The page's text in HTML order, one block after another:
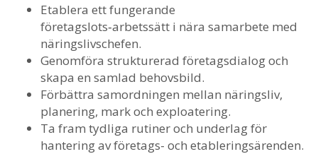
Etablera ett fungerande
företagslots‑arbetssätt i nära samarbete med
näringslivschefen.
Genomföra strukturerad företagsdialog och
skapa en samlad behovsbild.
Förbättra samordningen mellan näringsliv,
planering, mark och exploatering.
Ta fram tydliga rutiner och underlag för
hantering av företags- och etableringsärenden.